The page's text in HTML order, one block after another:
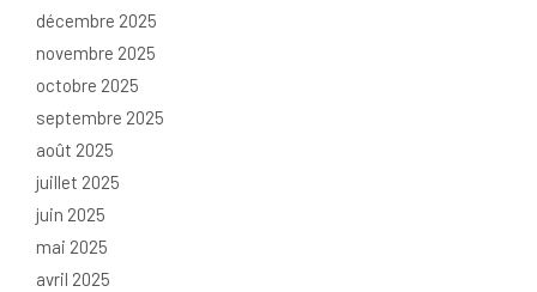
décembre 2025
novembre 2025
octobre 2025
septembre 2025
août 2025
juillet 2025
juin 2025
mai 2025
avril 2025